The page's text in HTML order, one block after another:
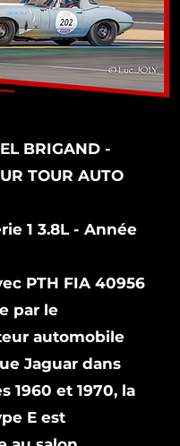
BRIGAND -
TOUR AUTO
1 3.8L - Année
PTH FIA 40956
par le
automobile
Jaguar dans
1960 et 1970, la
E est